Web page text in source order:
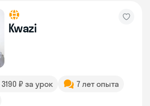
Kwazi
3190 ₽ за урок
7 лет опыта